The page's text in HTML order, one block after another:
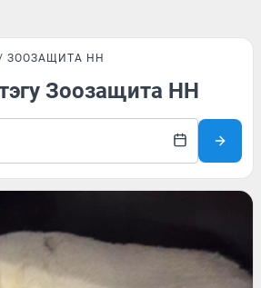
ЗООЗАЩИТА НН
Зоозащита НН